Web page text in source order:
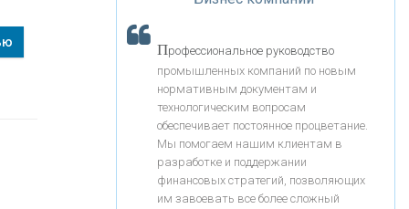
«РОСЕВРОБАНК»
«ПРЕСС-СЛУЖБА ВТБ24»
«АВТОГРАДБАНК»
«Интервью»
Профессиональное руководство
промышленных компаний по новым
нормативным документам и
технологическим вопросам
обеспечивает постоянное процветание.
Мы помогаем нашим клиентам в
разработке и поддержании
финансовых стратегий, позволяющих
им завоевать все более сложный